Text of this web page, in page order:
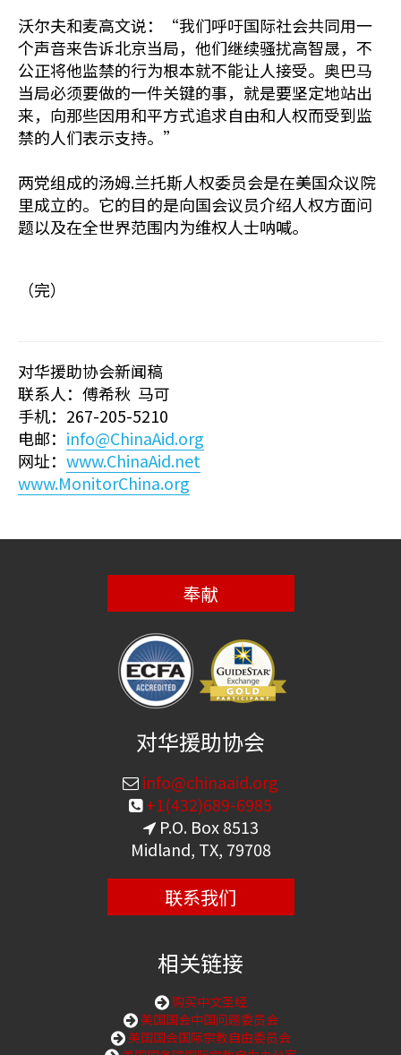
沃尔夫和麦高文说：“我们呼吁国际社会共同用一
个声音来告诉北京当局，他们继续骚扰高智晟，不
公正将他监禁的行为根本就不能让人接受。奥巴马
当局必须要做的一件关键的事，就是要坚定地站出
来，向那些因用和平方式追求自由和人权而受到监
禁的人们表示支持。”
两党组成的汤姆.兰托斯人权委员会是在美国众议院
里成立的。它的目的是向国会议员介绍人权方面问
题以及在全世界范围内为维权人士呐喊。
（完）
对华援助协会新闻稿
联系人：傅希秋 马可
手机：267-205-5210
电邮： info@ChinaAid.org
网址： www.ChinaAid.net
www.MonitorChina.org
奉献
对华援助协会
info@chinaaid.org
+1(432)689-6985
P.O. Box 8513
Midland, TX, 79708
联系我们
相关链接
购买中文圣经
美国国会中国问题委员会
美国国会国际宗教自由委员会